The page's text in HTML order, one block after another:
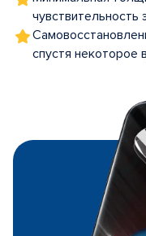
чувствительность
спустя некоторое